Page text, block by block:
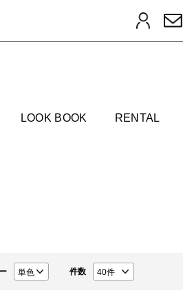
ログイン
LOOK BOOK RENTAL
件数